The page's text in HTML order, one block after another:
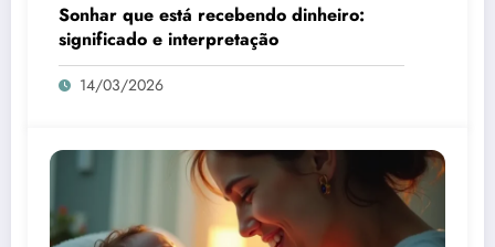
Sonhar que está recebendo dinheiro:
significado e interpretação
14/03/2026